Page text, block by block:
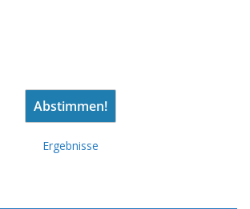
Ergebnisse